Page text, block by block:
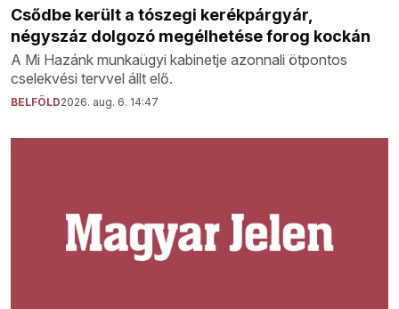
Csődbe került a tószegi kerékpárgyár,
négyszáz dolgozó megélhetése forog kockán
A Mi Hazánk munkaügyi kabinetje azonnali ötpontos
cselekvési tervvel állt elő.
BELFÖLD2026. aug. 6. 14:47